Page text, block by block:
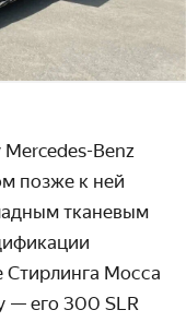
Benz
позже к ней
тканевым
Стирлинга Мосса
— его 300 SLR